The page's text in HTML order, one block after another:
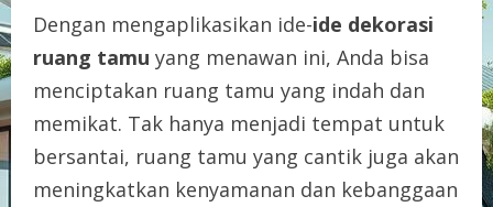
Dengan mengaplikasikan ide-ide dekorasi
ruang tamu yang menawan ini, Anda bisa
menciptakan ruang tamu yang indah dan
memikat. Tak hanya menjadi tempat untuk
bersantai, ruang tamu yang cantik juga akan
meningkatkan kenyamanan dan kebanggaan